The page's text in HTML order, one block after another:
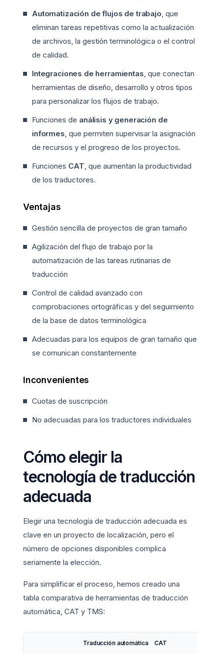
Automatización de flujos de trabajo , que
eliminan tareas repetitivas como la actualización
de archivos, la gestión terminológica o el control
de calidad.
Integraciones de herramientas , que conectan
herramientas de diseño, desarrollo y otros tipos
para personalizar los flujos de trabajo.
Funciones de análisis y generación de
informes , que permiten supervisar la asignación
de recursos y el progreso de los proyectos.
Funciones CAT , que aumentan la productividad
de los traductores.
Ventajas
Gestión sencilla de proyectos de gran tamaño
Agilización del flujo de trabajo por la
automatización de las tareas rutinarias de
traducción
Control de calidad avanzado con
comprobaciones ortográficas y del seguimiento
de la base de datos terminológica
Adecuadas para los equipos de gran tamaño que
se comunican constantemente
Inconvenientes
Cuotas de suscripción
No adecuadas para los traductores individuales
Cómo elegir la
tecnología de traducción
adecuada
Elegir una tecnología de traducción adecuada es
clave en un proyecto de localización, pero el
número de opciones disponibles complica
seriamente la elección.
Para simplificar el proceso, hemos creado una
tabla comparativa de herramientas de traducción
automática, CAT y TMS:
Traducción automática CAT